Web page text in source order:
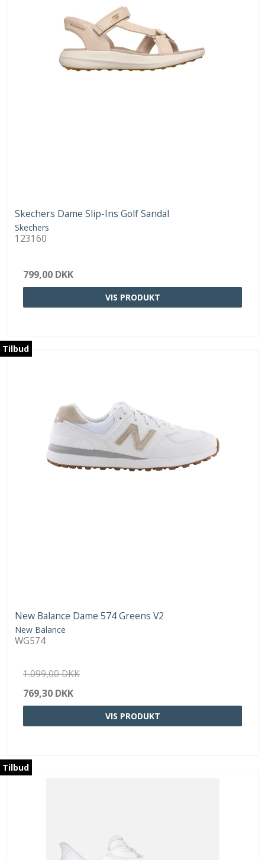
Skechers Dame Slip-Ins Golf Sandal
Skechers
123160
799,00 DKK
VIS PRODUKT
Tilbud
New Balance Dame 574 Greens V2
New Balance
WG574
1.099,00 DKK
769,30 DKK
VIS PRODUKT
Tilbud